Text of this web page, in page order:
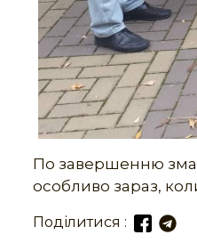
По завершенню
особливо зараз,
Поділитися :